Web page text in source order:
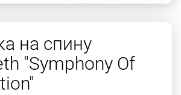
на спину
"Symphony Of